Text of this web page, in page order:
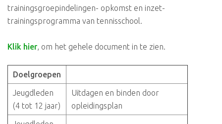
trainingsgroepindelingen- opkomst en inzet-
trainingsprogramma van tennisschool.
Klik hier, om het gehele document in te zien.
Doelgroepen
Jeugdleden
(4 tot 12 jaar)
Uitdagen en binden door
opleidingsplan